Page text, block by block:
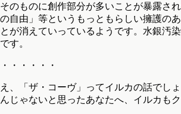
そのものに創作部分が多いことが暴露さ
の自由」等というもっともらしい擁護の
とが消えていっているようです。水銀汚
です。
・・・・・・
え、「ザ・コーヴ」ってイルカの話でし
んじゃないと思ったあなたへ、イルカもク